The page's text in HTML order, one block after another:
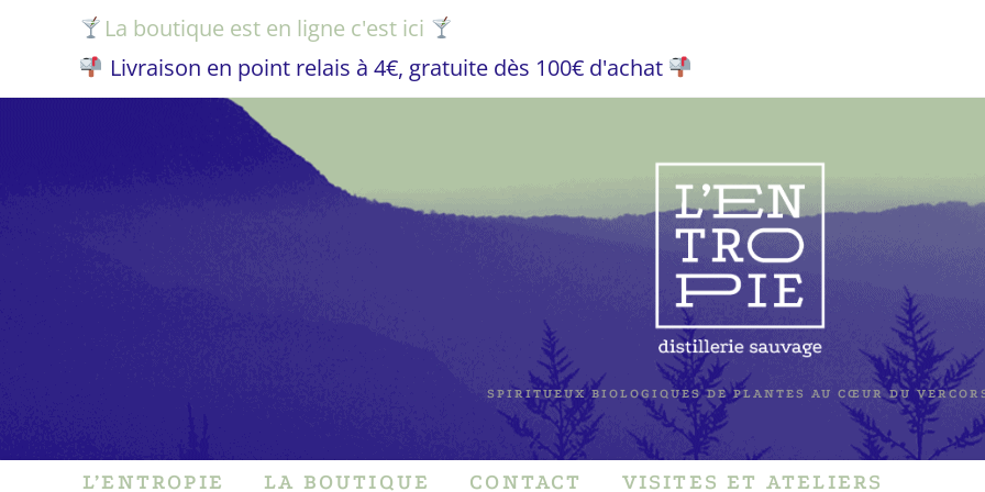
La boutique est en ligne c'est ici
Livraison en point relais à 4€, gratuite dès 100€ d'achat
SPIRITUEUX BIOLOGIQUES DE PLANTES AU CŒUR DU
L’ENTROPIE LA BOUTIQUE CONTACT VISITES ET ATELIERS